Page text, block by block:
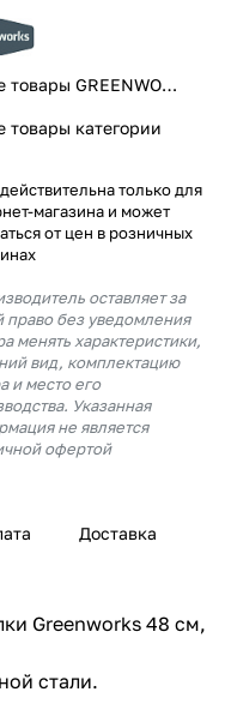
Все товары GREENWORKS
товары категории
только для
магазина и может
от цен в розничных
оставляет за
право без уведомления
менять характеристики,
вид, комплектацию
и место его
Указанная
не является
офертой
Доставка
Greenworks 48 см,
стали.
раз в 2